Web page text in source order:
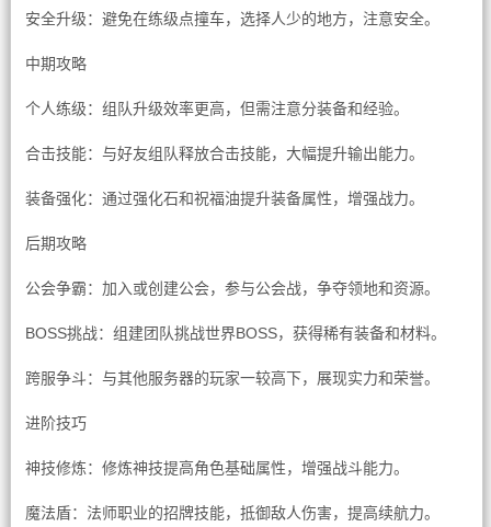
安全升级：避免在练级点撞车，选择人少的地方，注意安全。
中期攻略
个人练级：组队升级效率更高，但需注意分装备和经验。
合击技能：与好友组队释放合击技能，大幅提升输出能力。
装备强化：通过强化石和祝福油提升装备属性，增强战力。
后期攻略
公会争霸：加入或创建公会，参与公会战，争夺领地和资源。
BOSS挑战：组建团队挑战世界BOSS，获得稀有装备和材料。
跨服争斗：与其他服务器的玩家一较高下，展现实力和荣誉。
进阶技巧
神技修炼：修炼神技提高角色基础属性，增强战斗能力。
魔法盾：法师职业的招牌技能，抵御敌人伤害，提高续航力。